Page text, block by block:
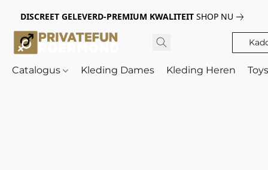
DISCREET GELEVERD-PREMIUM KWALITEIT SHOP NU
Catalogus Kleding Dames Kleding Heren